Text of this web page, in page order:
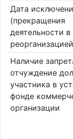
Дата
(прекращения
деятельности в
Наличие
отчуждение
участника в
фонде
организации